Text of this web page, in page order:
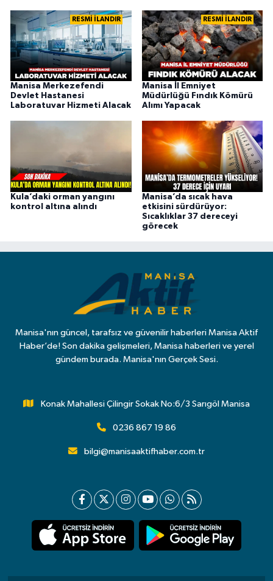
RESMİ İLANDIR
Manisa Merkezefendi
Devlet Hastanesi
Laboratuvar Hizmeti Alacak
RESMİ İLANDIR
Manisa İl Emniyet
Müdürlüğü Fındık Kömürü
Alımı Yapacak
Kula’daki orman yangını
kontrol altına alındı
Manisa’da sıcak hava
etkisini sürdürüyor:
Sıcaklıklar 37 dereceyi
görecek
Manisa'nın güncel, tarafsız ve güvenilir haberleri Manisa Aktif
Haber’de! Son dakika gelişmeleri, Manisa haberleri ve yerel
gündem burada. Manisa'nın Gerçek Sesi.
Konak Mahallesi Çilingir Sokak No:6/3 Sarıgöl Manisa
0236 867 19 86
bilgi@manisaaktifhaber.com.tr